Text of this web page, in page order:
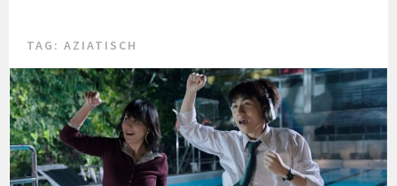
TAG:AZIATISCH